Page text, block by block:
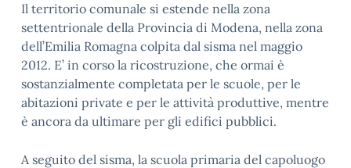
Il territorio comunale si estende nella zona
settentrionale della Provincia di Modena, nella zona
dell’Emilia Romagna colpita dal sisma nel maggio
2012. E’ in corso la ricostruzione, che ormai è
sostanzialmente completata per le scuole, per le
abitazioni private e per le attività produttive, mentre
è ancora da ultimare per gli edifici pubblici.
A seguito del sisma, la scuola primaria del capoluogo